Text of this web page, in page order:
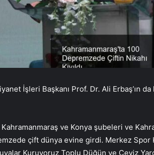
İşleri Başkanı Prof. Dr. Ali Erbaş’ın
ve Konya şubeleri ve
çift dünya evine girdi. Merkez Spor
Kuruyoruz Toplu Düğün ve Çeyiz